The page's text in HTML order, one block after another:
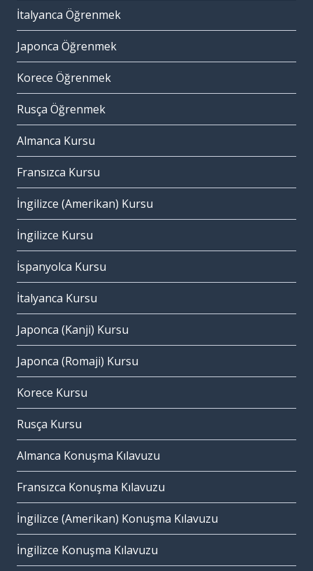
İtalyanca Öğrenmek
Japonca Öğrenmek
Korece Öğrenmek
Rusça Öğrenmek
Almanca Kursu
Fransızca Kursu
İngilizce (Amerikan) Kursu
İngilizce Kursu
İspanyolca Kursu
İtalyanca Kursu
Japonca (Kanji) Kursu
Japonca (Romaji) Kursu
Korece Kursu
Rusça Kursu
Almanca Konuşma Kılavuzu
Fransızca Konuşma Kılavuzu
İngilizce (Amerikan) Konuşma Kılavuzu
İngilizce Konuşma Kılavuzu